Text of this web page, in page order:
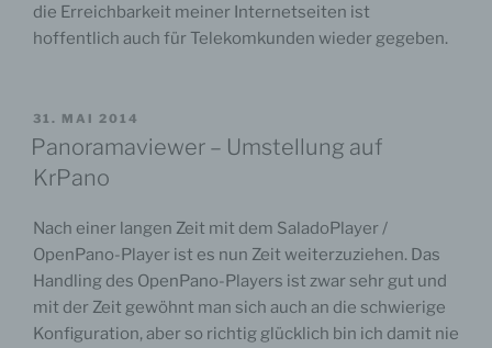
die Erreichbarkeit meiner Internetseiten ist
hoffentlich auch für Telekomkunden wieder gegeben.
VERÖFFENTLICHT
AM
31. MAI 2014
Panoramaviewer – Umstellung auf
KrPano
Nach einer langen Zeit mit dem SaladoPlayer /
OpenPano-Player ist es nun Zeit weiterzuziehen. Das
Handling des OpenPano-Players ist zwar sehr gut und
mit der Zeit gewöhnt man sich auch an die schwierige
Konfiguration, aber so richtig glücklich bin ich damit nie